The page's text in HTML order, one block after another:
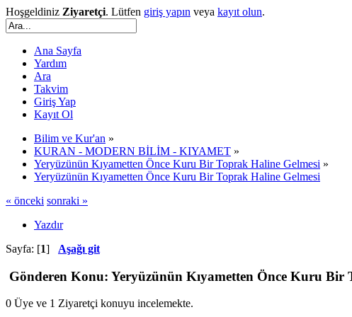
Hoşgeldiniz Ziyaretçi. Lütfen giriş yapın veya kayıt olun.
Ana Sayfa
Yardım
Ara
Takvim
Giriş Yap
Kayıt Ol
Bilim ve Kur'an »
KURAN - MODERN BİLİM - KIYAMET »
Yeryüzünün Kıyametten Önce Kuru Bir Toprak Haline Gelmesi »
Yeryüzünün Kıyametten Önce Kuru Bir Toprak Haline Gelmesi
« önceki sonraki »
Yazdır
Sayfa: [1] Aşağı git
Gönderen Konu: Yeryüzünün Kıyametten Önce Kuru Bir
0 Üye ve 1 Ziyaretçi konuyu incelemekte.